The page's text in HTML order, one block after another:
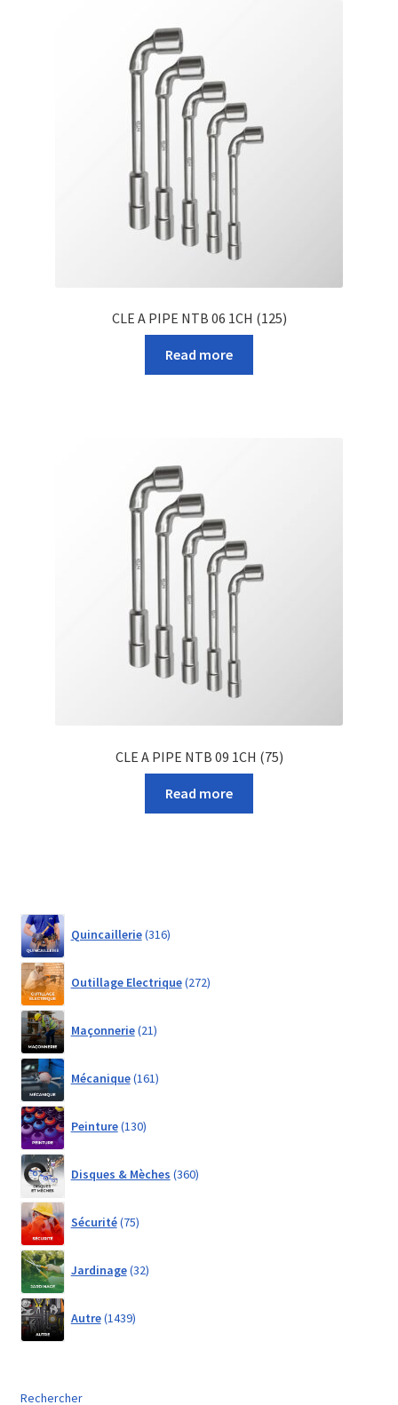
CLE A PIPE NTB 06 1CH (125)
Read more
CLE A PIPE NTB 09 1CH (75)
Read more
Quincaillerie 316products
Outillage Electrique 272products
Maçonnerie 21products
Mécanique 161products
Peinture 130products
Disques & Mèches 360products
Sécurité 75products
Jardinage 32products
Autre 1439products
Rechercher